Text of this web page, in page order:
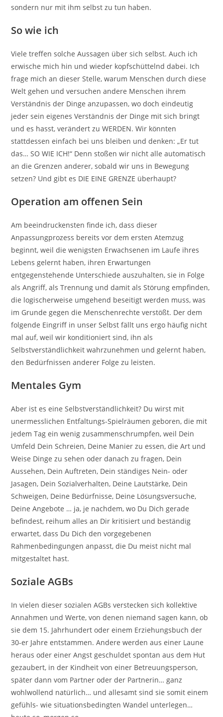
sondern nur mit ihm selbst zu tun haben.
So wie ich
Viele treffen solche Aussagen über sich selbst. Auch ich
erwische mich hin und wieder kopfschüttelnd dabei. Ich
frage mich an dieser Stelle, warum Menschen durch diese
Welt gehen und versuchen andere Menschen ihrem
Verständnis der Dinge anzupassen, wo doch eindeutig
jeder sein eigenes Verständnis der Dinge mit sich bringt
und es hasst, verändert zu WERDEN. Wir könnten
stattdessen einfach bei uns bleiben und denken: „Er tut
das… SO WIE ICH!“ Denn stoßen wir nicht alle automatisch
an die Grenzen anderer, sobald wir uns in Bewegung
setzen? Und gibt es DIE EINE GRENZE überhaupt?
Operation am offenen Sein
Am beeindruckensten finde ich, dass dieser
Anpassungprozess bereits vor dem ersten Atemzug
beginnt, weil die wenigsten Erwachsenen im Laufe ihres
Lebens gelernt haben, ihren Erwartungen
entgegenstehende Unterschiede auszuhalten, sie in Folge
als Angriff, als Trennung und damit als Störung empfinden,
die logischerweise umgehend beseitigt werden muss, was
im Grunde gegen die Menschenrechte verstößt. Der dem
folgende Eingriff in unser Selbst fällt uns ergo häufig nicht
mal auf, weil wir konditioniert sind, ihn als
Selbstverständlichkeit wahrzunehmen und gelernt haben,
den Bedürfnissen anderer Folge zu leisten.
Mentales Gym
Aber ist es eine Selbstverständlichkeit? Du wirst mit
unermesslichen Entfaltungs-Spielräumen geboren, die mit
jedem Tag ein wenig zusammenschrumpfen, weil Dein
Umfeld Dein Schreien, Deine Manier zu essen, die Art und
Weise Dinge zu sehen oder danach zu fragen, Dein
Aussehen, Dein Auftreten, Dein ständiges Nein- oder
Jasagen, Dein Sozialverhalten, Deine Lautstärke, Dein
Schweigen, Deine Bedürfnisse, Deine Lösungsversuche,
Deine Angebote … ja, je nachdem, wo Du Dich gerade
befindest, reihum alles an Dir kritisiert und beständig
erwartet, dass Du Dich den vorgegebenen
Rahmenbedingungen anpasst, die Du meist nicht mal
mitgestaltet hast.
Soziale AGBs
In vielen dieser sozialen AGBs verstecken sich kollektive
Annahmen und Werte, von denen niemand sagen kann, ob
sie dem 15. Jahrhundert oder einem Erziehungsbuch der
30-er Jahre entstammen. Andere werden aus einer Laune
heraus oder einer Angst geschuldet spontan aus dem Hut
gezaubert, in der Kindheit von einer Betreuungsperson,
später dann vom Partner oder der Partnerin… ganz
wohlwollend natürlich… und allesamt sind sie somit einem
gefühls- wie situationsbedingten Wandel unterlegen…